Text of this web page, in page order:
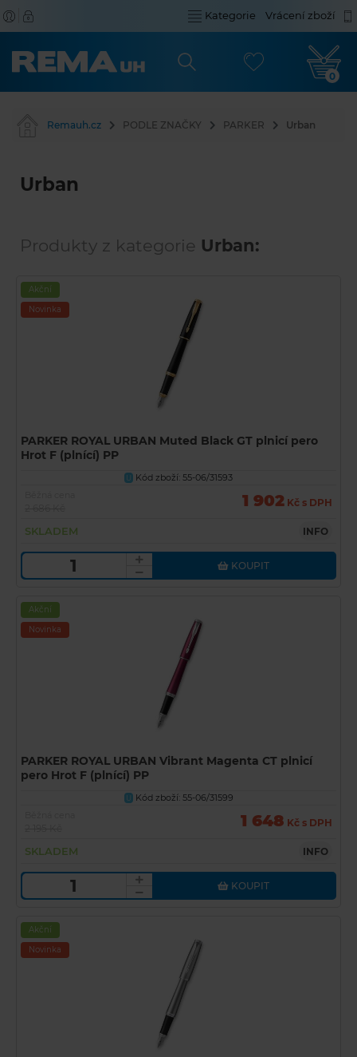
Kategorie Vrácení zboží
0
Remauh.cz PODLE ZNAČKY PARKER Urban
Urban
Produkty z kategorie Urban:
Akční
Novinka
PARKER ROYAL URBAN Muted Black GT plnicí pero
Hrot F (plnící) PP
U
Kód zboží: 55-06/31593
1 902 Kč s DPH
SKLADEM INFO
KOUPIT
Akční
Novinka
PARKER ROYAL URBAN Vibrant Magenta CT plnicí
pero Hrot F (plnící) PP
U Kód zboží: 55-06/31599
1 648 Kč s DPH
SKLADEM INFO
KOUPIT
Akční
Novinka